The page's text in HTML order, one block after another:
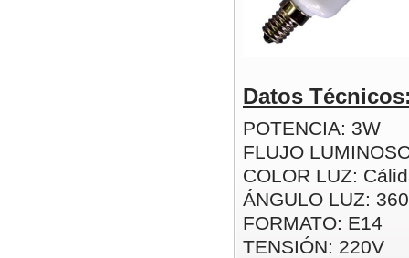
Datos
POTENCIA: 3W
FLUJO
COLOR LUZ:
ÁNGULO LUZ:
FORMATO: E14
TENSIÓN: 220V